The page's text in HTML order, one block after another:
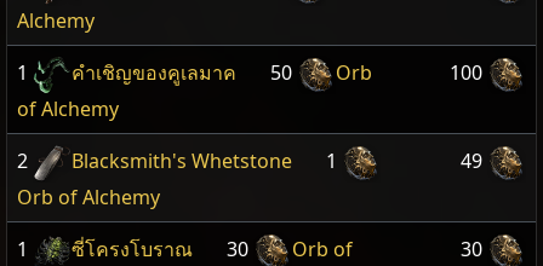
Alchemy
1 คำเชิญของคูเลมาค 50
Orb
of Alchemy
100
2 Blacksmith's Whetstone
1
Orb of Alchemy
49
1 ซี่โครงโบราณ 30
Orb of
30